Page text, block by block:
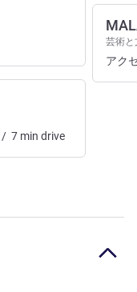
/ 7 min drive
芸術と
アク